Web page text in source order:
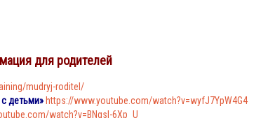
для родителей
mudryj-roditel/
детьми» https://www.youtube.com/watch?v=wyfJ7YpW4G4
watch?v=BNgsl-6Xp_U